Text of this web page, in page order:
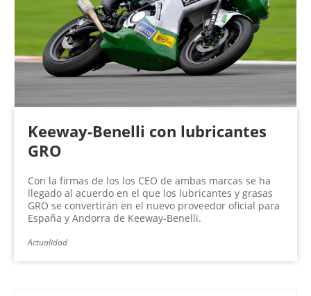
Keeway-Benelli con lubricantes
GRO
Con la firmas de los los CEO de ambas marcas se ha
llegado al acuerdo en el que los lubricantes y grasas
GRO se convertirán en el nuevo proveedor oficial para
España y Andorra de Keeway-Benelli.
Actualidad